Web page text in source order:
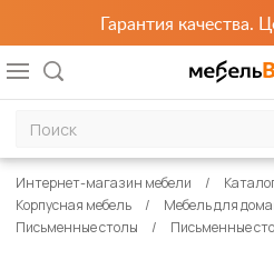
Гарантия качества.
Интернет-магазин мебели
Корпусная мебель
Мебель для
Письменные столы
Письменные